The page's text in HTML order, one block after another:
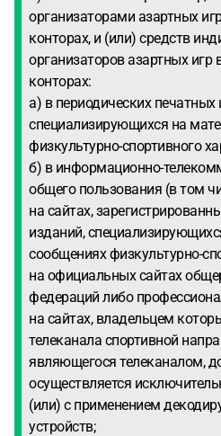
организаторами азартных
конторах, и (или) средств
организаторов азартных игр
конторах:
а) в периодических печатных
специализирующихся на
физкультурно-спортивного
б) в информационно-
общего пользования (в том
на сайтах,
изданий,
сообщениях физкультурно-
на официальных сайтах
федераций либо
на сайтах, владельцем
телеканала спортивной
являющегося телеканалом,
осуществляется
(или) с применением
устройств;